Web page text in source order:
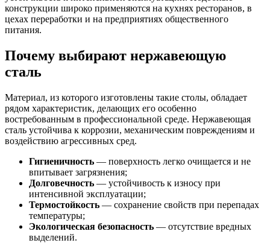
конструкции широко применяются на кухнях ресторанов, в
цехах переработки и на предприятиях общественного
питания.
Почему выбирают нержавеющую
сталь
Материал, из которого изготовлены такие столы, обладает
рядом характеристик, делающих его особенно
востребованным в профессиональной среде. Нержавеющая
сталь устойчива к коррозии, механическим повреждениям и
воздействию агрессивных сред.
Гигиеничность — поверхность легко очищается и не
впитывает загрязнения;
Долговечность — устойчивость к износу при
интенсивной эксплуатации;
Термостойкость — сохранение свойств при перепадах
температуры;
Экологическая безопасность — отсутствие вредных
выделений.